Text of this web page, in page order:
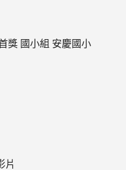
獎 國小組 安慶國小
片